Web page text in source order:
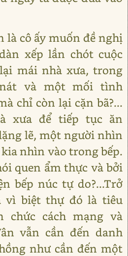
là cô ấy muốn đề nghị
xếp lần chót cuộc
mái nhà xưa, trong
và một mối tình
chỉ còn lại cặn bã?...
xưa để tiếp tục ăn
lẽ, một người nhìn
nhìn vào trong bếp.
quen ẩm thực và bởi
bếp núc tự do?...Trở
vì biệt thự đó là tiêu
chức cách mạng và
vẫn cần đến danh
như cần đến một